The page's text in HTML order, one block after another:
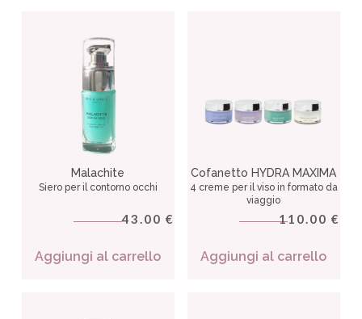
Malachite
Siero per il contorno occhi
43.00 €
Aggiungi al carrello
Cofanetto HYDRA MAXIMA
4 creme per il viso in formato da
viaggio
110.00 €
Aggiungi al carrello